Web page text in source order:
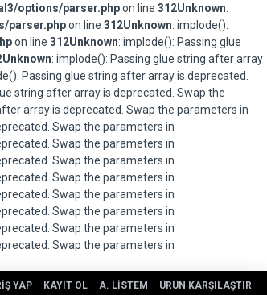
options/parser.phpon line 312Unknown:
parser.phpon line 312Unknown: implode():
on line 312Unknown: implode(): Passing glue
Unknown: implode(): Passing glue string after array
Passing glue string after array is deprecated.
string after array is deprecated. Swap the
array is deprecated. Swap the parameters in
Swap the parameters in
Swap the parameters in
Swap the parameters in
Swap the parameters in
Swap the parameters in
Swap the parameters in
Swap the parameters in
Swap the parameters in
YAP KAYIT OL A. LISTEM ÜRÜN KARŞILAŞTIR